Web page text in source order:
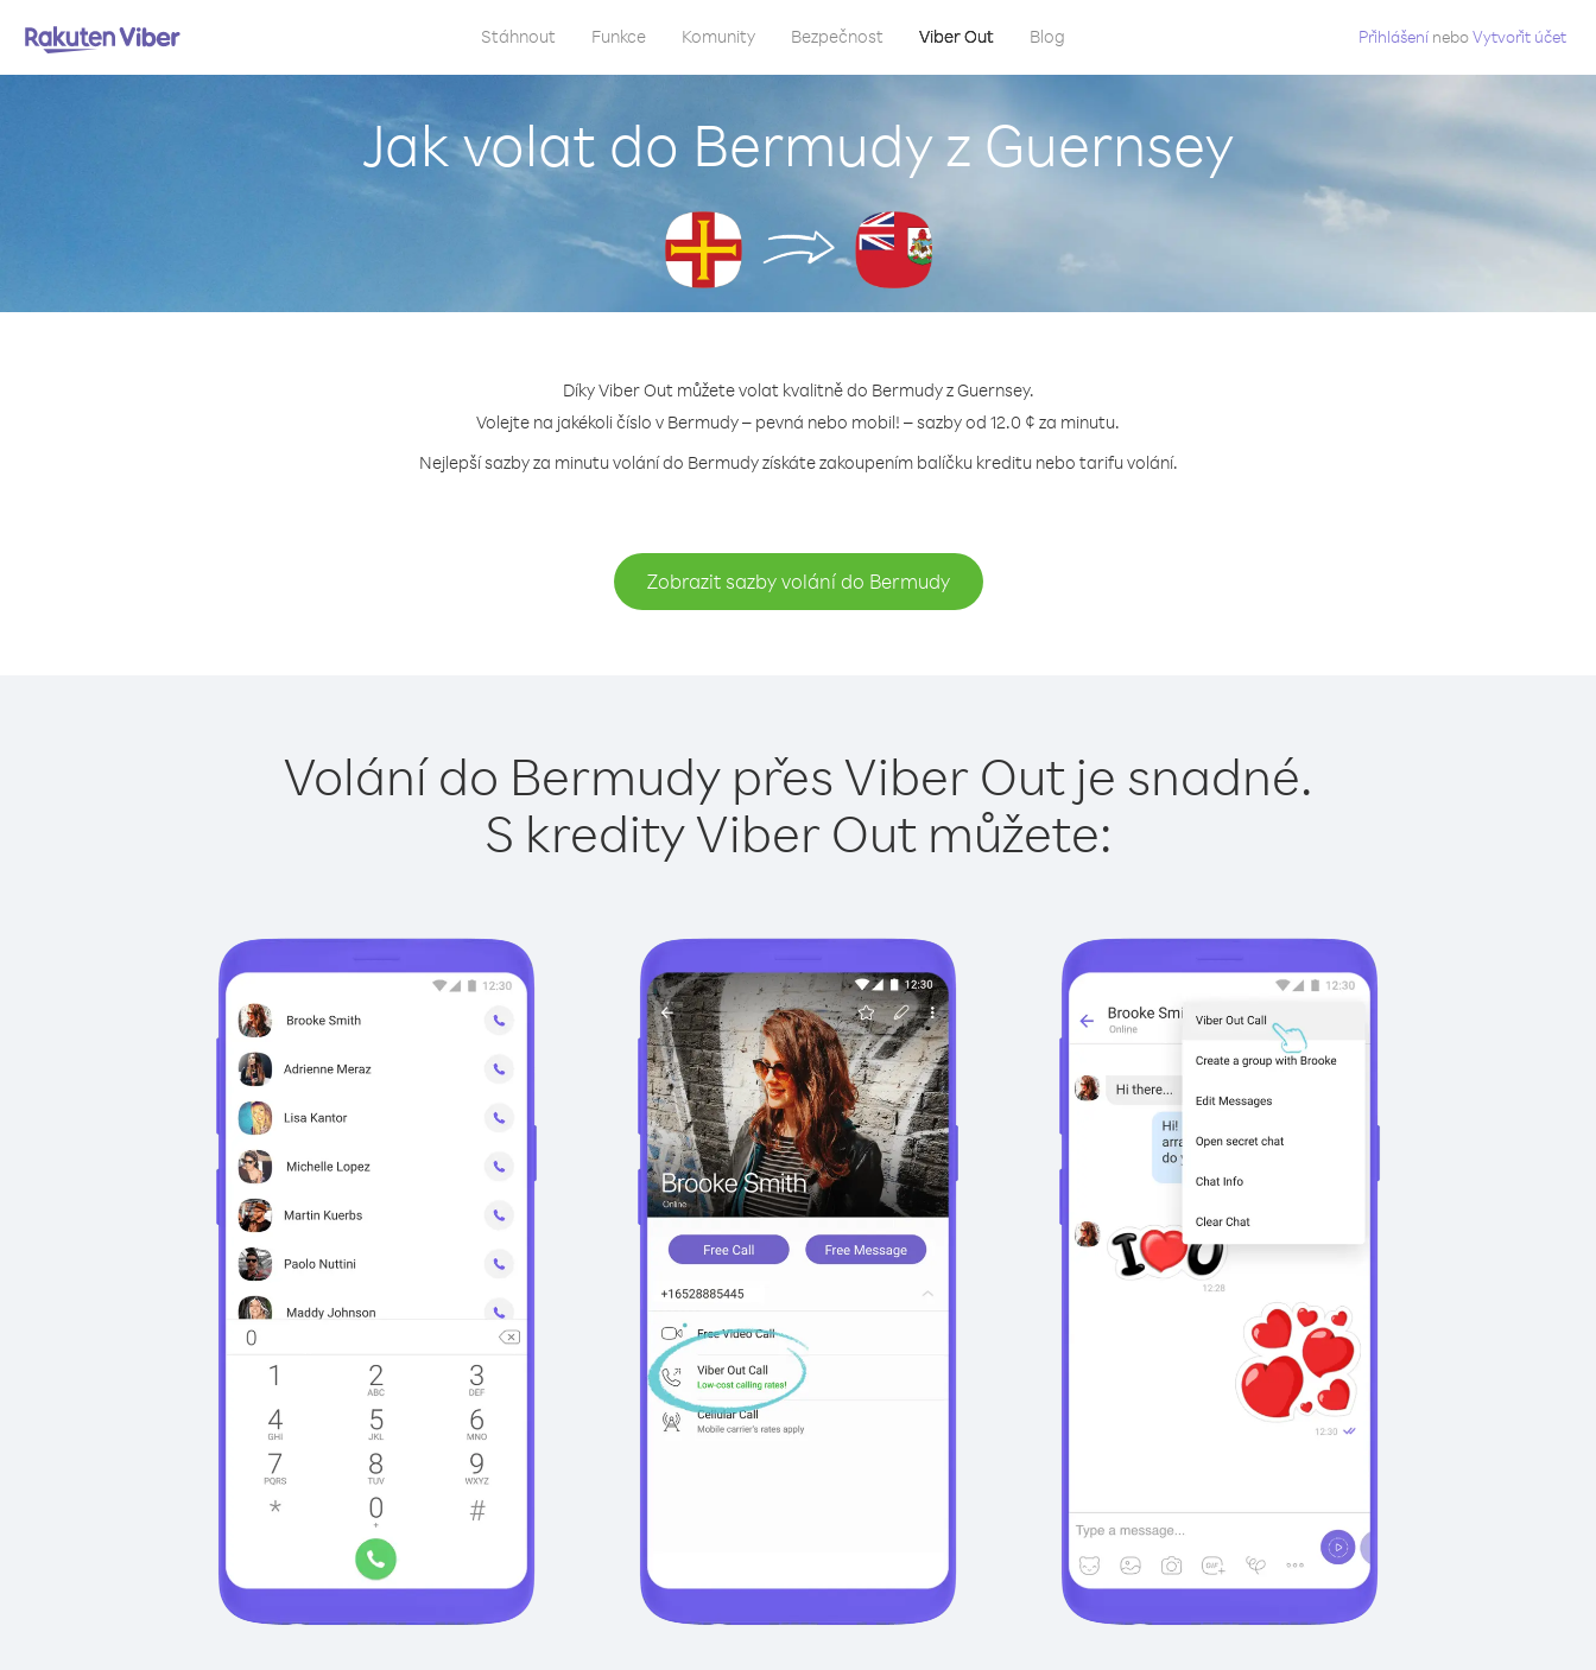
Stáhnout Funkce Komunity Bezpečnost Viber Out Blog Přihlášení neboVytvořit účet
Jak volat do Bermudy z Guernsey
Díky Viber Out můžete volat kvalitně do Bermudy z Guernsey.
Volejte na jakékoli číslo v Bermudy – pevná nebo mobil! – sazby od 12.0 ¢ za minutu.
Nejlepší sazby za minutu volání do Bermudy získáte zakoupením balíčku kreditu nebo tarifu volání.
Zobrazit sazby volání do Bermudy
Volání do Bermudy přes Viber Out je snadné.
S kredity Viber Out můžete: